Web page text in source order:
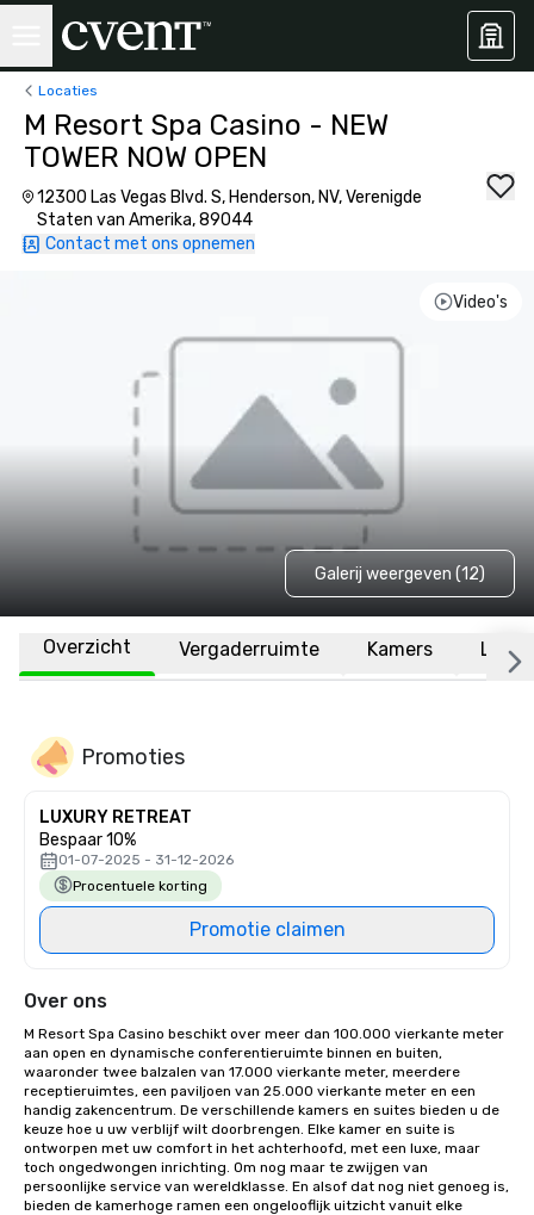
Locaties
M Resort Spa Casino - NEW
TOWER NOW OPEN
12300 Las Vegas Blvd. S, Henderson, NV, Verenigde
Staten van Amerika, 89044
Contact met ons opnemen
Video's
Galerij weergeven (12)
Overzicht Vergaderruimte Kamers
Promoties
LUXURY RETREAT
Bespaar 10%
01-07-2025 - 31-12-2026
Procentuele korting
Promotie claimen
Over ons
M Resort Spa Casino beschikt over meer dan 100.000 vierkante meter
aan open en dynamische conferentieruimte binnen en buiten,
waaronder twee balzalen van 17.000 vierkante meter, meerdere
receptieruimtes, een paviljoen van 25.000 vierkante meter en een
handig zakencentrum. De verschillende kamers en suites bieden u de
keuze hoe u uw verblijf wilt doorbrengen. Elke kamer en suite is
ontworpen met uw comfort in het achterhoofd, met een luxe, maar
toch ongedwongen inrichting. Om nog maar te zwijgen van
persoonlijke service van wereldklasse. En alsof dat nog niet genoeg is,
bieden de kamerhoge ramen een ongelooflijk uitzicht vanuit elke